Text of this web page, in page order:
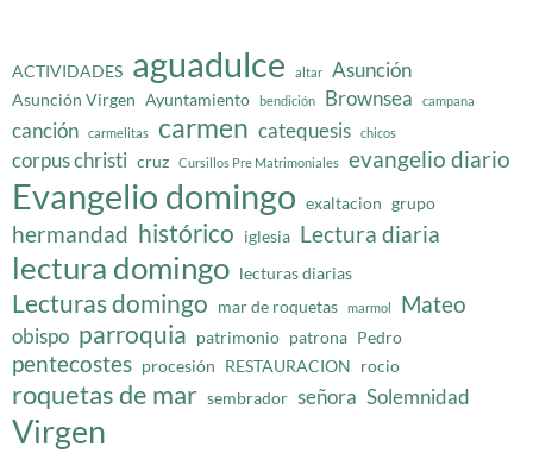
ACTIVIDADES aguadulce altar Asunción
Asunción Virgen Ayuntamiento bendición Brownsea campana
canción carmelitas carmen catequesis chicos
corpus christi cruz Cursillos Pre Matrimoniales evangelio diario
Evangelio domingo exaltacion grupo
hermandad histórico iglesia Lectura diaria
lectura domingo lecturas diarias
Lecturas domingo mar de roquetas marmol Mateo
obispo parroquia patrimonio patrona Pedro
pentecostes procesión RESTAURACION rocio
roquetas de mar sembrador señora Solemnidad
Virgen